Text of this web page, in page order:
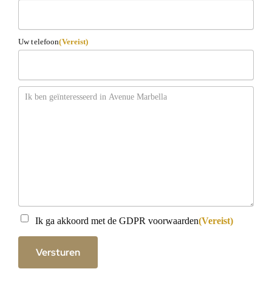
Uw telefoon(Vereist)
Instemming(Vereist)
Ik ga akkoord met de GDPR voorwaarden(Vereist)
Versturen